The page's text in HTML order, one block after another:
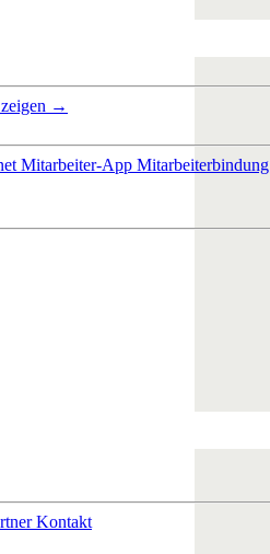
→
Mitarbeiter-App Mitarbeiterbindung
Kontakt